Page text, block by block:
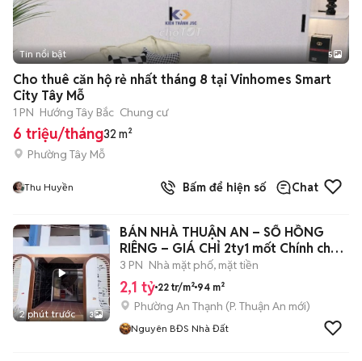
Tin nổi bật 5
Cho thuê căn hộ rẻ nhất tháng 8 tại Vinhomes Smart
City Tây Mỗ
1 PN Hướng Tây Bắc Chung cư
6 triệu/tháng32 m²
Phường Tây Mỗ
Thu Huyền Bấm để hiện số Chat
2 phút trước 3
BÁN NHÀ THUẬN AN – SỔ HỒNG
RIÊNG – GIÁ CHỈ 2ty1 mốt Chính chủ
cần bán
3 PN Nhà mặt phố, mặt tiền
2,1 tỷ 22 tr/m² 94 m²
Phường An Thạnh (P. Thuận An mới)
Nguyên BĐS Nhà Đất